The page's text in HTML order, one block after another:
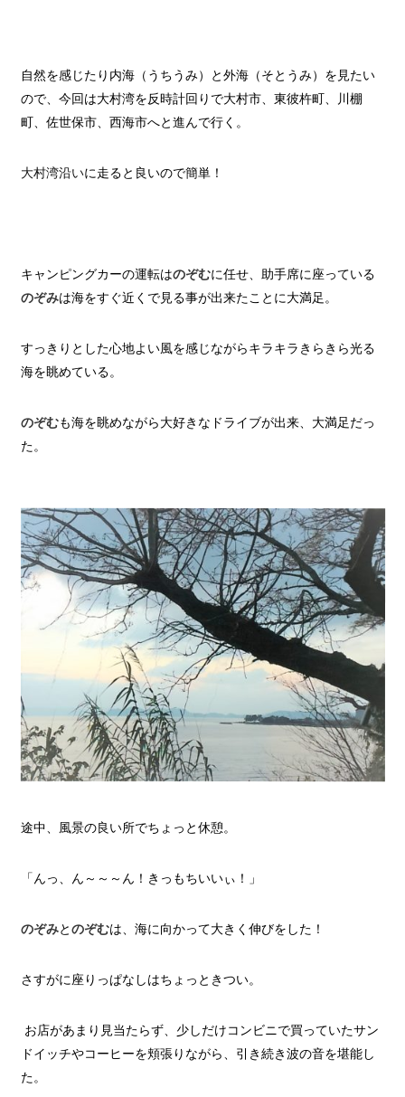
自然を感じたり内海（うちうみ）と外海（そとうみ）を見たい
ので、今回は大村湾を反時計回りで大村市、東彼杵町、川棚
町、佐世保市、西海市へと進んで行く。
大村湾沿いに走ると良いので簡単！
キャンピングカーの運転はのぞむに任せ、助手席に座っている
のぞみは海をすぐ近くで見る事が出来たことに大満足。
すっきりとした心地よい風を感じながらキラキラ きらきら光る
海を眺めている。
のぞむも海を眺めながら大好きなドライブが出来、大満足だっ
た。
途中、風景の良い所でちょっと休憩。
「んっ、ん～～～ん！きっもちいいぃ！」
のぞみとのぞむは、海に向かって大きく伸びをした！
さすがに座りっぱなしはちょっときつい。
お店があまり見当たらず、少しだけコンビニで買っていたサン
ドイッチやコーヒーを頬張りながら、引き続き波の音を堪能し
た。